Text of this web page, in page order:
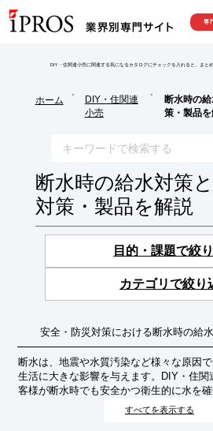
専
DIY・住関連小売に関連する気になるカタログにチェックを入れると、まと
ホーム
>
DIY・住関連
小売
>
断水時の
策・製品
断水時の給水対策
対策・製品を解説
目的・課題で絞
カテゴリで絞り
安全・防災対策における断水時の給
断水は、地震や水質汚染など様々な原因
生活に大きな影響を与えます。DIY・住関
客様が断水時でも安全かつ衛生的に水を確
様な給水対策製品や情報を提供することが
は、災害時の生活インフラ維持に不可欠な
すべてを表示する